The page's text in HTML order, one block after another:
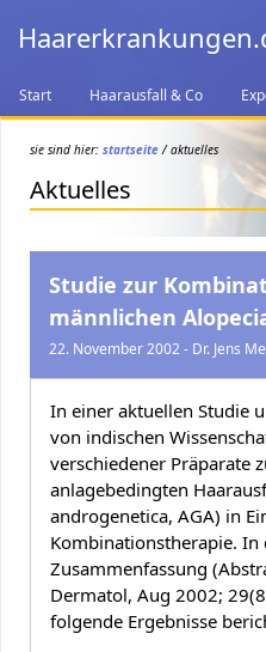
Start Haarausfall & Co
sie sind hier: startseite/ aktuelles
Aktuelles
Studie zur
männlichen
22. November 2002 - Dr. Jens
In einer aktuellen Studie
von indischen
verschiedener Präparate
anlagebedingten
androgenetica, AGA) in
Kombinationstherapie.
Zusammenfassung
Dermatol, Aug 2002;
folgende Ergebnisse